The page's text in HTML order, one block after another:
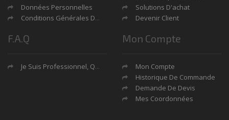
Données Personnelles
Conditions Générales De Ventes
Solutions D'achat
Devenir Client
F.A.Q
Je Suis Professionnel, Quels Sont Mes Avantages?
Mon Compte
Mon Compte
Historique De Commande
Demande De Devis
Mes Coordonnées